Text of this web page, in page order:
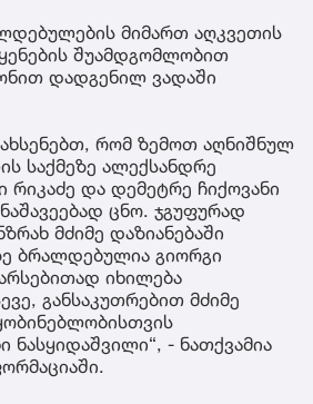
მიმართ აღკვეთის
შუამდგომლობით
დადგენილ ვადაში
რომ ზემოთ აღნიშნულ
საქმეზე ალექსანდრე
რიკაძე და დემეტრე ჩიქოვანი
ცნო. ჯგუფურად
მძიმე დაზიანებაში
ბრალდებულია გიორგი
იხილება
განსაკუთრებით მძიმე
ნასყიდაშვილი“, - ნათქვამია